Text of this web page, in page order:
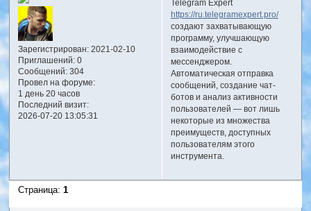
Зарегистрирован: 2021-02-10
Приглашений:0
Сообщений:304
Провел на форуме:
1 день 20 часов
Последний визит:
2026-07-20 13:05:31
Telegram Expert
https://ru.telegramexpert.pro/
создают захватывающую
программу, улучшающую
взаимодействие с
мессенджером.
Автоматическая отправка
сообщений, создание чат-
ботов и анализ активности
пользователей — вот лишь
некоторые из множества
преимуществ, доступных
пользователям этого
инструмента.
Страница:1